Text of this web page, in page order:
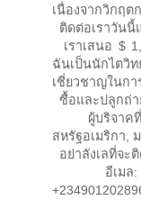
เนื่องจากวิกฤต
ติดต่อเราวันนี้
เราเสนอ $
ฉันเป็นนักไตวิ
เชี่ยวชาญในกา
ซื้อและปลูกถ่า
ผู้บริจาคที่เกี่
สหรัฐอเมริกา,
อย่าลังเลที่จะ
อีเมล: